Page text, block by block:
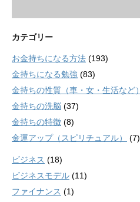
カテゴリー
お金持ちになる方法 (193)
金持ちになる勉強 (83)
金持ちの性質（車・女・生活など）
金持ちの洗脳 (37)
金持ちの特徴 (8)
金運アップ（スピリチュアル）
(7)
ビジネス (18)
ビジネスモデル (11)
ファイナンス (1)